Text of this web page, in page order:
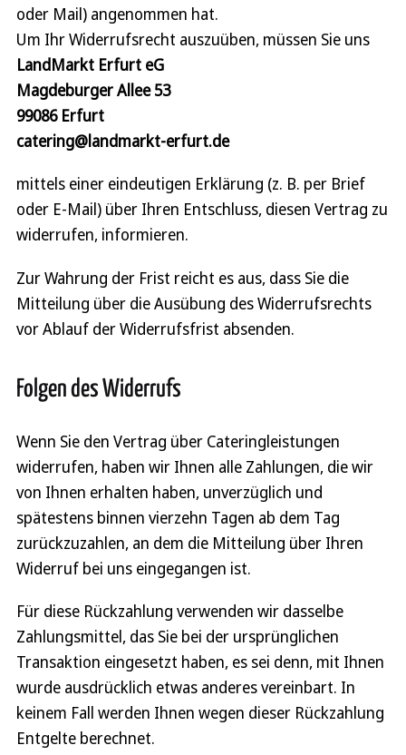
oder Mail) angenommen hat.
Um Ihr Widerrufsrecht auszuüben, müssen Sie uns
LandMarkt Erfurt eG
Magdeburger Allee 53
99086 Erfurt
catering@landmarkt-erfurt.de
mittels einer eindeutigen Erklärung (z. B. per Brief
oder E-Mail) über Ihren Entschluss, diesen Vertrag zu
widerrufen, informieren.
Zur Wahrung der Frist reicht es aus, dass Sie die
Mitteilung über die Ausübung des Widerrufsrechts
vor Ablauf der Widerrufsfrist absenden.
Folgen des Widerrufs
Wenn Sie den Vertrag über Cateringleistungen
widerrufen, haben wir Ihnen alle Zahlungen, die wir
von Ihnen erhalten haben, unverzüglich und
spätestens binnen vierzehn Tagen ab dem Tag
zurückzuzahlen, an dem die Mitteilung über Ihren
Widerruf bei uns eingegangen ist.
Für diese Rückzahlung verwenden wir dasselbe
Zahlungsmittel, das Sie bei der ursprünglichen
Transaktion eingesetzt haben, es sei denn, mit Ihnen
wurde ausdrücklich etwas anderes vereinbart. In
keinem Fall werden Ihnen wegen dieser Rückzahlung
Entgelte berechnet.